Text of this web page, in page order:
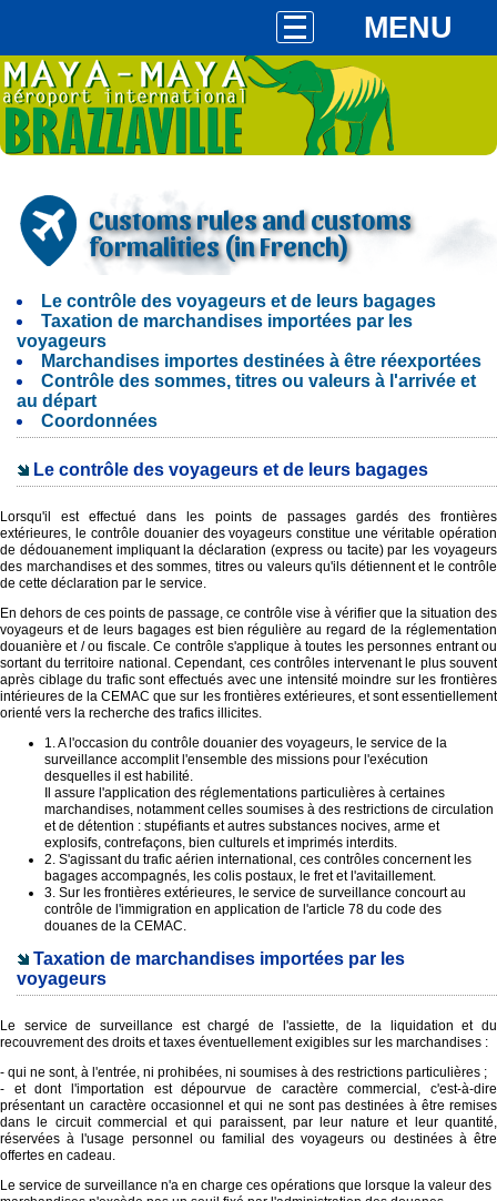
MENU
Customs rules and customs
formalities (in French)
Le contrôle des voyageurs et de leurs bagages
Taxation de marchandises importées par les
voyageurs
Marchandises importes destinées à être réexportées
Contrôle des sommes, titres ou valeurs à l'arrivée et
au départ
Coordonnées
Le contrôle des voyageurs et de leurs bagages
Lorsqu'il est effectué dans les points de passages gardés des frontières
extérieures, le contrôle douanier des voyageurs constitue une véritable opération
de dédouanement impliquant la déclaration (express ou tacite) par les voyageurs
des marchandises et des sommes, titres ou valeurs qu'ils détiennent et le contrôle
de cette déclaration par le service.
En dehors de ces points de passage, ce contrôle vise à vérifier que la situation des
voyageurs et de leurs bagages est bien régulière au regard de la réglementation
douanière et / ou fiscale. Ce contrôle s'applique à toutes les personnes entrant ou
sortant du territoire national. Cependant, ces contrôles intervenant le plus souvent
après ciblage du trafic sont effectués avec une intensité moindre sur les frontières
intérieures de la CEMAC que sur les frontières extérieures, et sont essentiellement
orienté vers la recherche des trafics illicites.
1. A l'occasion du contrôle douanier des voyageurs, le service de la
surveillance accomplit l'ensemble des missions pour l'exécution
desquelles il est habilité.
Il assure l'application des réglementations particulières à certaines
marchandises, notamment celles soumises à des restrictions de circulation
et de détention : stupéfiants et autres substances nocives, arme et
explosifs, contrefaçons, bien culturels et imprimés interdits.
2. S'agissant du trafic aérien international, ces contrôles concernent les
bagages accompagnés, les colis postaux, le fret et l'avitaillement.
3. Sur les frontières extérieures, le service de surveillance concourt au
contrôle de l'immigration en application de l'article 78 du code des
douanes de la CEMAC.
Taxation de marchandises importées par les
voyageurs
Le service de surveillance est chargé de l'assiette, de la liquidation et du
recouvrement des droits et taxes éventuellement exigibles sur les marchandises :
- qui ne sont, à l'entrée, ni prohibées, ni soumises à des restrictions particulières ;
- et dont l'importation est dépourvue de caractère commercial, c'est-à-dire
présentant un caractère occasionnel et qui ne sont pas destinées à être remises
dans le circuit commercial et qui paraissent, par leur nature et leur quantité,
réservées à l'usage personnel ou familial des voyageurs ou destinées à être
offertes en cadeau.
Le service de surveillance n'a en charge ces opérations que lorsque la valeur des